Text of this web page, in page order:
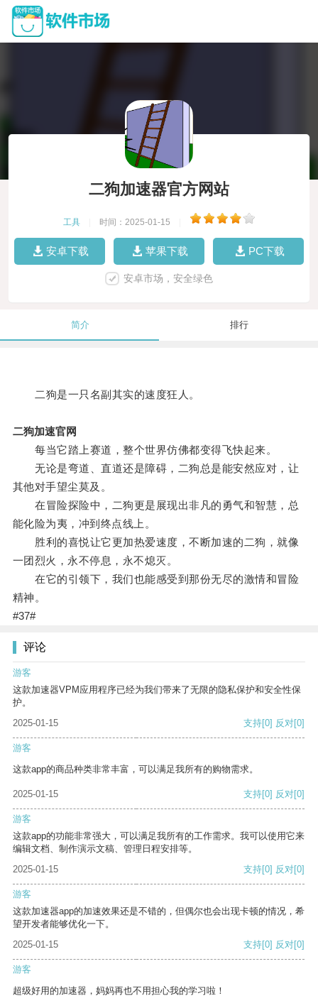
二狗加速器官方网站
工具 时间：2025-01-15
安卓下载 苹果下载 PC下载
安卓市场，安全绿色
简介 排行
二狗是一只名副其实的速度狂人。
二狗加速官网
每当它踏上赛道，整个世界仿佛都变得飞快起来。
无论是弯道、直道还是障碍，二狗总是能安然应对，让
其他对手望尘莫及。
在冒险探险中，二狗更是展现出非凡的勇气和智慧，总
能化险为夷，冲到终点线上。
胜利的喜悦让它更加热爱速度，不断加速的二狗，就像
一团烈火，永不停息，永不熄灭。
在它的引领下，我们也能感受到那份无尽的激情和冒险
精神。
#37#
评论
游客
这款加速器VPM应用程序已经为我们带来了无限的隐私保护和安全性保
护。
2025-01-15
支持[0] 反对[0]
游客
这款app的商品种类非常丰富，可以满足我所有的购物需求。
2025-01-15 支持[0] 反对[0]
游客
这款app的功能非常强大，可以满足我所有的工作需求。我可以使用它来
编辑文档、制作演示文稿、管理日程安排等。
2025-01-15
支持[0] 反对[0]
游客
这款加速器app的加速效果还是不错的，但偶尔也会出现卡顿的情况，希
望开发者能够优化一下。
2025-01-15
支持[0] 反对[0]
游客
超级好用的加速器，妈妈再也不用担心我的学习啦！